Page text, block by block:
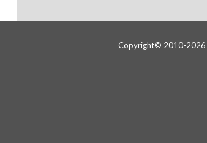
Copyright© 2010-2026